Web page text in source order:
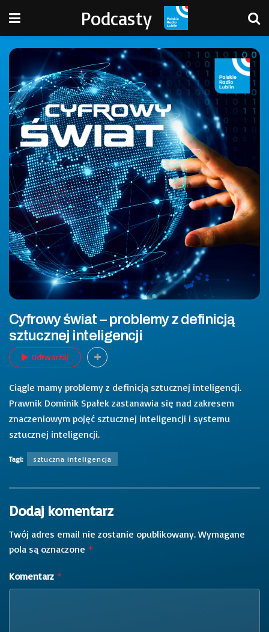
Podcasty
Cyfrowy świat – problemy z definicją
sztucznej inteligencji
Odtwarzaj
Ciągle mamy problemy z definicją sztucznej inteligencji.
Prawnik Dominik Spałek zastanawia się nad zakresem
znaczeniowym pojęć sztucznej inteligencji i systemu
sztucznej inteligencji.
Tagi: sztuczna inteligencja
Dodaj komentarz
Twój adres email nie zostanie opublikowany. Wymagane
pola są oznaczone *
Komentarz *